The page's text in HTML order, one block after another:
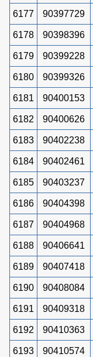
6177 90397729
6178 90398396
6179 90399228
6180 90399326
6181 90400153
6182 90400626
6183 90402238
6184 90402461
6185 90403237
6186 90404398
6187 90404968
6188 90406641
6189 90407418
6190 90408084
6191 90409318
6192 90410363
6193 90410574